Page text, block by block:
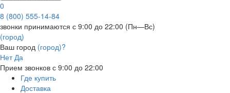
0
8 (800) 555-14-84
звонки принимаются с 9:00 до 22:00 (Пн—Вс)
(город)
Ваш город (город)?
Нет Да
Прием звонков с 9:00 до 22:00
Где купить
Доставка